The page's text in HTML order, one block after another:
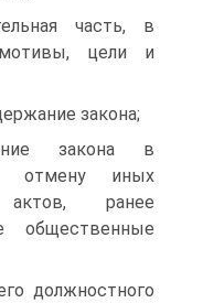
часть, в
цели и
закона;
закона в
отмену иных
актов, ранее
общественные
должностного